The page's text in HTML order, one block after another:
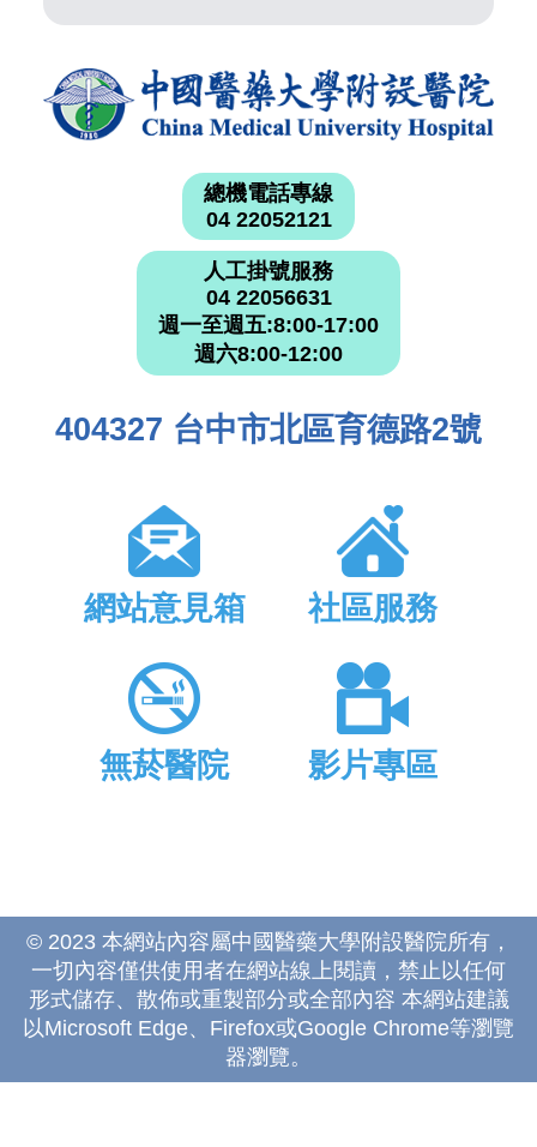
總機電話專線
04 22052121
人工掛號服務
04 22056631
週一至週五:8:00-17:00
週六8:00-12:00
404327 台中市北區育德路2號
網站意見箱 社區服務
無菸醫院 影片專區
© 2023 本網站內容屬中國醫藥大學附設醫院所有，
一切內容僅供使用者在網站線上閱讀，禁止以任何
形式儲存、散佈或重製部分或全部內容 本網站建議
以Microsoft Edge、Firefox或Google Chrome等瀏覽
器瀏覽。